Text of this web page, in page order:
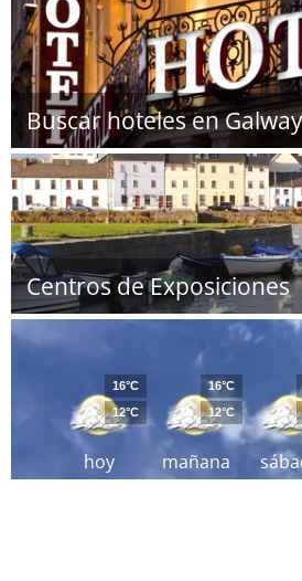
Buscar hoteles en Galway
Centros de Exposiciones
hoy
16°C
12°C
mañana
16°C
12°C